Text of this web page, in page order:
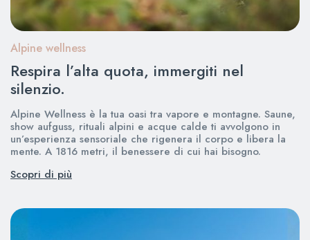
Alpine wellness
Respira l’alta quota, immergiti nel
silenzio.
Alpine Wellness è la tua oasi tra vapore e montagne. Saune,
show aufguss, rituali alpini e acque calde ti avvolgono in
un’esperienza sensoriale che rigenera il corpo e libera la
mente. A 1816 metri, il benessere di cui hai bisogno.
Scopri di più